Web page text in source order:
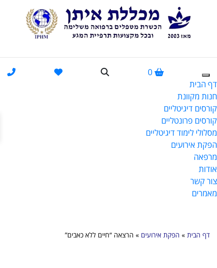
0
דף הבית
חנות מקוונת
קורסים דיגיטליים
קורסים פרונטליים
מסלולי לימוד דיגיטליים
הפקת אירועים
מרפאה
אודות
צור קשר
מאמרים
דף הבית » הפקת אירועים » הרצאה “חיים ללא כאבים”